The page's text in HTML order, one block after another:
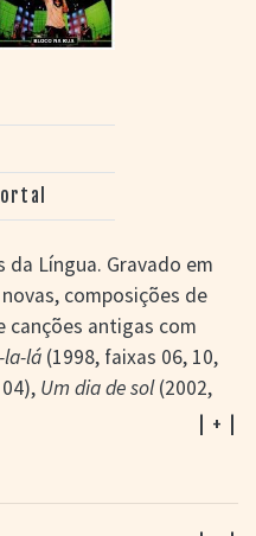
da Língua. Gravado em
composições de
canções antigas com
la-lá (1998, faixas 06, 10,
Um dia de sol(2002,
| + |